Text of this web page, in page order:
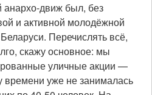
анархо-движ был, без
и активной молодёжной
Перечислять всё,
скажу основное: мы
уличные акции —
времени уже не занималась